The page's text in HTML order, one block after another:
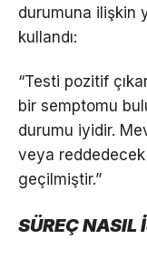
durumuna ilişkin
kullandı:
“Testi pozitif
bir semptomu
durumu iyidir.
veya reddedecek
geçilmiştir.”
SÜREÇ NASIL